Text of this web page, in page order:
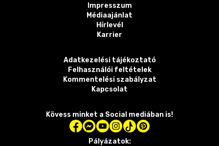
Impresszum
Médiaajánlat
Hírlevél
Karrier
Adatkezelési tájékoztató
Felhasználói feltételek
Kommentelési szabályzat
Kapcsolat
Kövess minket a Social mediában is!
Pályázatok: